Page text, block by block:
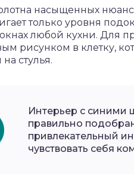
насыщенных
только уровня
любой кухни. Для
рисунком в клетку,
стулья.
Интерьер с синими
правильно
привлекательный
чувствовать себя